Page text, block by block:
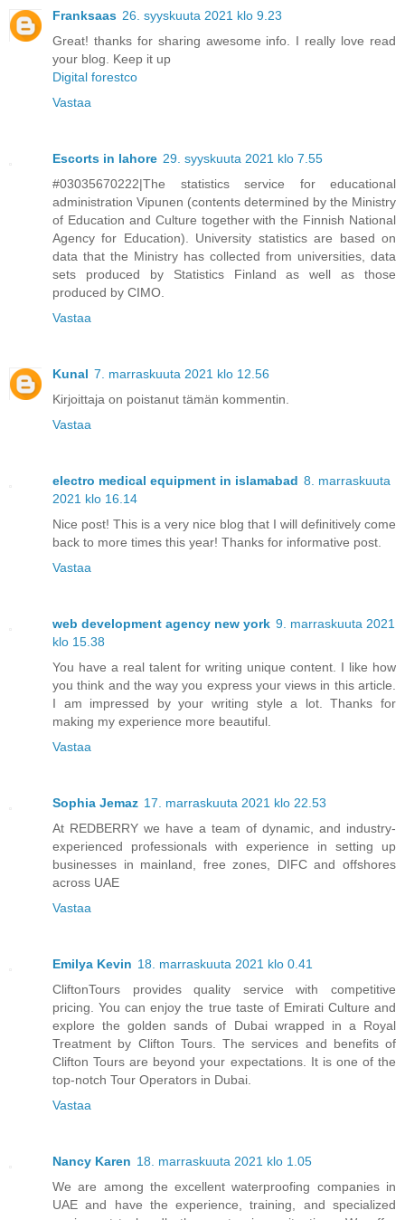
Franksaas 26. syyskuuta 2021 klo 9.23
Great! thanks for sharing awesome info. I really love read
your blog. Keep it up
Digital forestco
Vastaa
Escorts in lahore 29. syyskuuta 2021 klo 7.55
#03035670222|The statistics service for educational
administration Vipunen (contents determined by the Ministry
of Education and Culture together with the Finnish National
Agency for Education). University statistics are based on
data that the Ministry has collected from universities, data
sets produced by Statistics Finland as well as those
produced by CIMO.
Vastaa
Kunal 7. marraskuuta 2021 klo 12.56
Kirjoittaja on poistanut tämän kommentin.
Vastaa
electro medical equipment in islamabad 8. marraskuuta
2021 klo 16.14
Nice post! This is a very nice blog that I will definitively come
back to more times this year! Thanks for informative post.
Vastaa
web development agency new york 9. marraskuuta 2021
klo 15.38
You have a real talent for writing unique content. I like how
you think and the way you express your views in this article.
I am impressed by your writing style a lot. Thanks for
making my experience more beautiful.
Vastaa
Sophia Jemaz 17. marraskuuta 2021 klo 22.53
At REDBERRY we have a team of dynamic, and industry-
experienced professionals with experience in setting up
businesses in mainland, free zones, DIFC and offshores
across UAE
Vastaa
Emilya Kevin 18. marraskuuta 2021 klo 0.41
CliftonTours provides quality service with competitive
pricing. You can enjoy the true taste of Emirati Culture and
explore the golden sands of Dubai wrapped in a Royal
Treatment by Clifton Tours. The services and benefits of
Clifton Tours are beyond your expectations. It is one of the
top-notch Tour Operators in Dubai.
Vastaa
Nancy Karen 18. marraskuuta 2021 klo 1.05
We are among the excellent waterproofing companies in
UAE and have the experience, training, and specialized